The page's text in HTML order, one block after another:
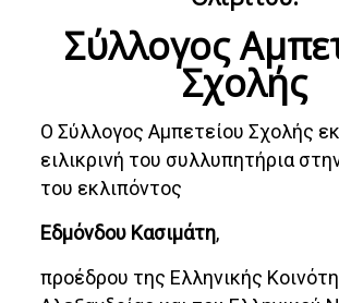
Σύλλογος
Σχολής
Ο Σύλλογος Αμπετείου Σχολής
ειλικρινή του συλλυπητήρια
του εκλιπόντος
Εδμόνδου Κασιμάτη,
προέδρου της Ελληνικής